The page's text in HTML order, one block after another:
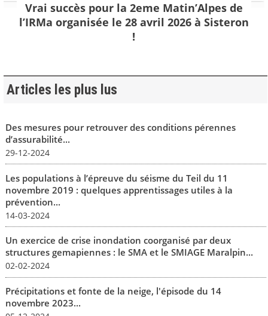
Vrai succès pour la 2eme Matin’Alpes de
l’IRMa organisée le 28 avril 2026 à Sisteron
!
Articles les plus lus
Des mesures pour retrouver des conditions pérennes
d’assurabilité...
29-12-2024
Les populations à l’épreuve du séisme du Teil du 11
novembre 2019 : quelques apprentissages utiles à la
prévention...
14-03-2024
Un exercice de crise inondation coorganisé par deux
structures gemapiennes : le SMA et le SMIAGE Maralpin...
02-02-2024
Précipitations et fonte de la neige, l'épisode du 14
novembre 2023...